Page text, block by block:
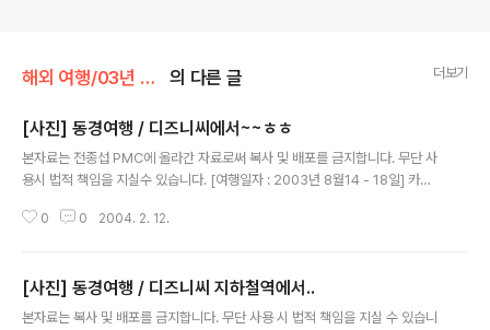
해외 여행/03년 08월 동경 의 다른 글 더보기
[사진] 동경여행 / 디즈니씨에서~~ㅎㅎ
본자료는 전종섭 PMC에 올라간 자료로써 복사 및 배포를 금지합니다. 무단 사
용시 법적 책임을 지실수 있습니다. [여행일자 : 2003년 8월14 - 18일] 카메
쪽에서.....복장이 ...^^ ㅎㅎ
0 0 2004. 2. 12.
[사진] 동경여행 / 디즈니씨 지하철역에서..
본자료는 복사 및 배포를 금지합니다. 무단 사용 시 법적 책임을 지실 수 있습니